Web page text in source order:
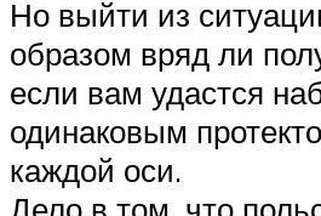
Но выйти из
образом вряд ли
если вам удастся
одинаковым
каждой оси.